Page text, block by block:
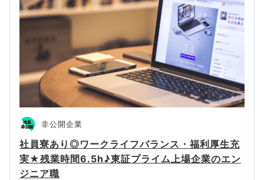
非公開企業
社員寮あり◎ワークライフバランス・福利厚生充
実★残業時間6.5h♪東証プライム上場企業のエン
ジニア職